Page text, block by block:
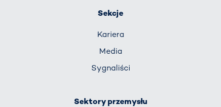
Sekcje
Kariera
Media
Sygnaliści
Sektory przemysłu